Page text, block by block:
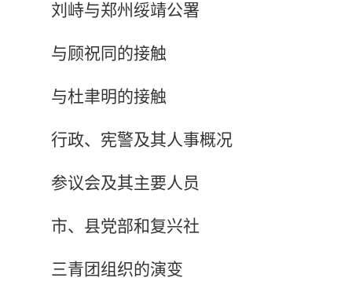
刘峙与郑州绥靖公署
与顾祝同的接触
与杜聿明的接触
行政、宪警及其人事概况
参议会及其主要人员
市、县党部和复兴社
三青团组织的演变